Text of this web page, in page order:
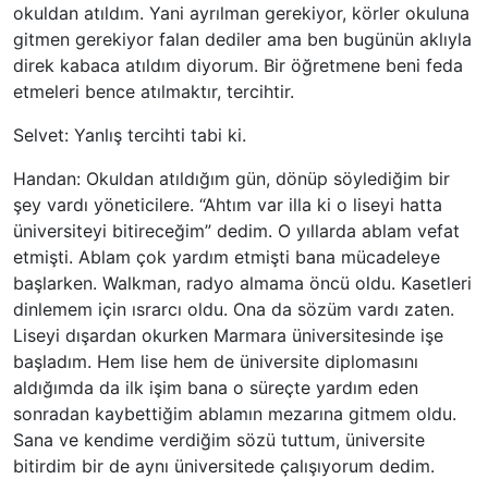
okuldan atıldım. Yani ayrılman gerekiyor, körler okuluna
gitmen gerekiyor falan dediler ama ben bugünün aklıyla
direk kabaca atıldım diyorum. Bir öğretmene beni feda
etmeleri bence atılmaktır, tercihtir.
Selvet: Yanlış tercihti tabi ki.
Handan: Okuldan atıldığım gün, dönüp söylediğim bir
şey vardı yöneticilere. “Ahtım var illa ki o liseyi hatta
üniversiteyi bitireceğim” dedim. O yıllarda ablam vefat
etmişti. Ablam çok yardım etmişti bana mücadeleye
başlarken. Walkman, radyo almama öncü oldu. Kasetleri
dinlemem için ısrarcı oldu. Ona da sözüm vardı zaten.
Liseyi dışardan okurken Marmara üniversitesinde işe
başladım. Hem lise hem de üniversite diplomasını
aldığımda da ilk işim bana o süreçte yardım eden
sonradan kaybettiğim ablamın mezarına gitmem oldu.
Sana ve kendime verdiğim sözü tuttum, üniversite
bitirdim bir de aynı üniversitede çalışıyorum dedim.